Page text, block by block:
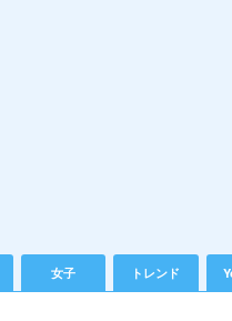
女子 トレンド